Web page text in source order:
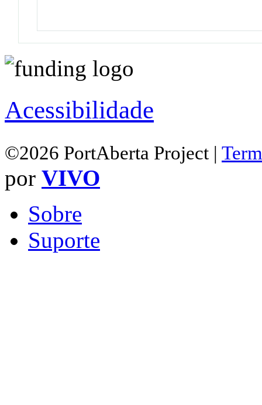
Acessibilidade
©2026 PortAberta Project |
por VIVO
Sobre
Suporte